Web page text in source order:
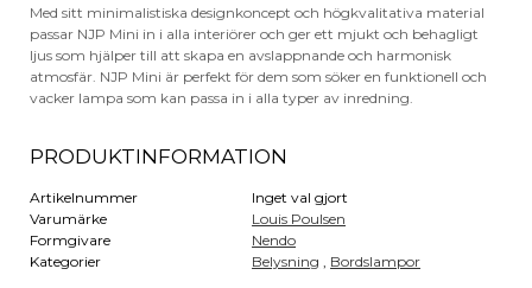
Med sitt minimalistiska designkoncept och högkvalitativa material
passar NJP Mini in i alla interiörer och ger ett mjukt och behagligt
ljus som hjälper till att skapa en avslappnande och harmonisk
atmosfär. NJP Mini är perfekt för dem som söker en funktionell och
vacker lampa som kan passa in i alla typer av inredning.
PRODUKTINFORMATION
Artikelnummer
Inget val gjort
Varumärke
Louis Poulsen
Formgivare
Nendo
Kategorier
Belysning Bordslampor